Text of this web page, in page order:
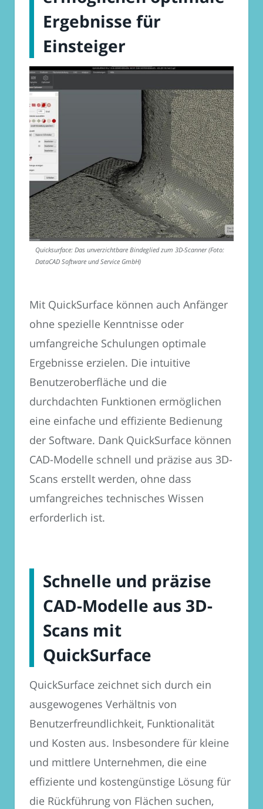
Ergebnisse für
Einsteiger
Quicksurface: Das unverzichtbare Bindeglied zum 3D-Scanner (Foto:
DataCAD Software und Service GmbH)
Mit QuickSurface können auch Anfänger
ohne spezielle Kenntnisse oder
umfangreiche Schulungen optimale
Ergebnisse erzielen. Die intuitive
Benutzeroberfläche und die
durchdachten Funktionen ermöglichen
eine einfache und effiziente Bedienung
der Software. Dank QuickSurface können
CAD-Modelle schnell und präzise aus 3D-
Scans erstellt werden, ohne dass
umfangreiches technisches Wissen
erforderlich ist.
Schnelle und präzise
CAD-Modelle aus 3D-
Scans mit
QuickSurface
QuickSurface zeichnet sich durch ein
ausgewogenes Verhältnis von
Benutzerfreundlichkeit, Funktionalität
und Kosten aus. Insbesondere für kleine
und mittlere Unternehmen, die eine
effiziente und kostengünstige Lösung für
die Rückführung von Flächen suchen,